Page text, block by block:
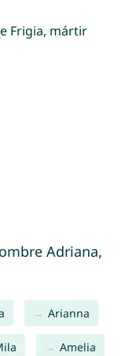
Frigia, mártir
Adriana,
Arianna
Amelia